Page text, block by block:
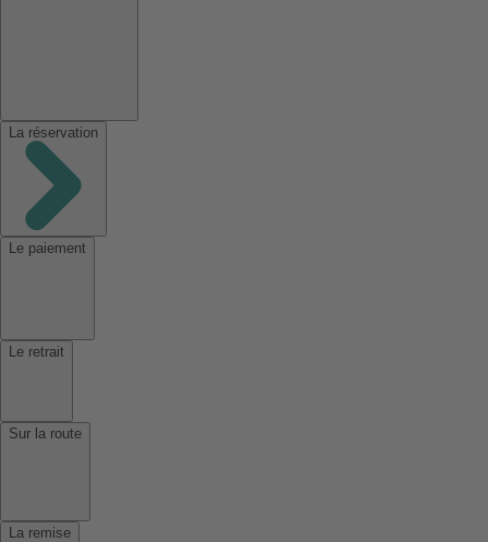
La réservation
Le paiement
Le retrait
Sur la route
La remise